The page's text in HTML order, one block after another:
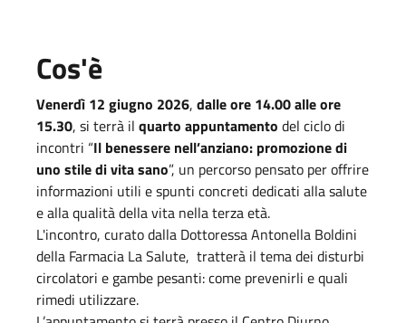
Cos'è
Venerdì 12 giugno 2026, dalle ore 14.00 alle ore
15.30, si terrà il quarto appuntamento del ciclo di
incontri “Il benessere nell’anziano: promozione di
uno stile di vita sano”, un percorso pensato per offrire
informazioni utili e spunti concreti dedicati alla salute
e alla qualità della vita nella terza età.
L'incontro, curato dalla Dottoressa Antonella Boldini
della Farmacia La Salute, tratterà il tema dei disturbi
circolatori e gambe pesanti: come prevenirli e quali
rimedi utilizzare.